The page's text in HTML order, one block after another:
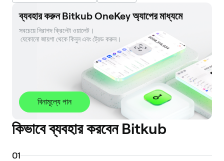
ব্যবহার করুন Bitkub OneKey অ্যাপের মাধ্যমে
সবচেয়ে নিরাপদ ক্রিপ্টো ওয়ালেট।
যেকোনো জায়গা থেকে কিনুন এবং ট্রেড করুন।
বিনামূল্যে পান
কিভাবে ব্যবহার করবেন Bitkub
01